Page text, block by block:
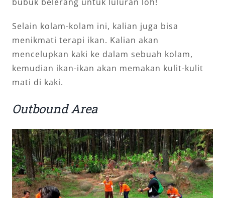
bubuk belerang untuk luluran loh!
Selain kolam-kolam ini, kalian juga bisa
menikmati terapi ikan. Kalian akan
mencelupkan kaki ke dalam sebuah kolam,
kemudian ikan-ikan akan memakan kulit-kulit
mati di kaki.
Outbound Area